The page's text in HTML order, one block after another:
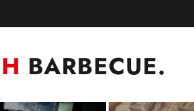
BARBECUE.